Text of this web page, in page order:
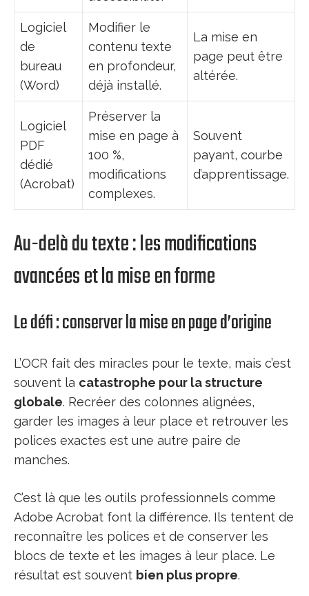
Logiciel
de
bureau
(Word)
Modifier le
contenu texte
en profondeur,
déjà installé.
La mise en
page peut être
altérée.
Logiciel
PDF
dédié
(Acrobat)
Préserver la
mise en page à
100 %,
modifications
complexes.
Souvent
payant, courbe
d’apprentissage.
Au-delà du texte : les modifications
avancées et la mise en forme
Le défi : conserver la mise en page d’origine
L’OCR fait des miracles pour le texte, mais c’est
souvent la catastrophe pour la structure
globale. Recréer des colonnes alignées,
garder les images à leur place et retrouver les
polices exactes est une autre paire de
manches.
C’est là que les outils professionnels comme
Adobe Acrobat font la différence. Ils tentent de
reconnaître les polices et de conserver les
blocs de texte et les images à leur place. Le
résultat est souvent bien plus propre.